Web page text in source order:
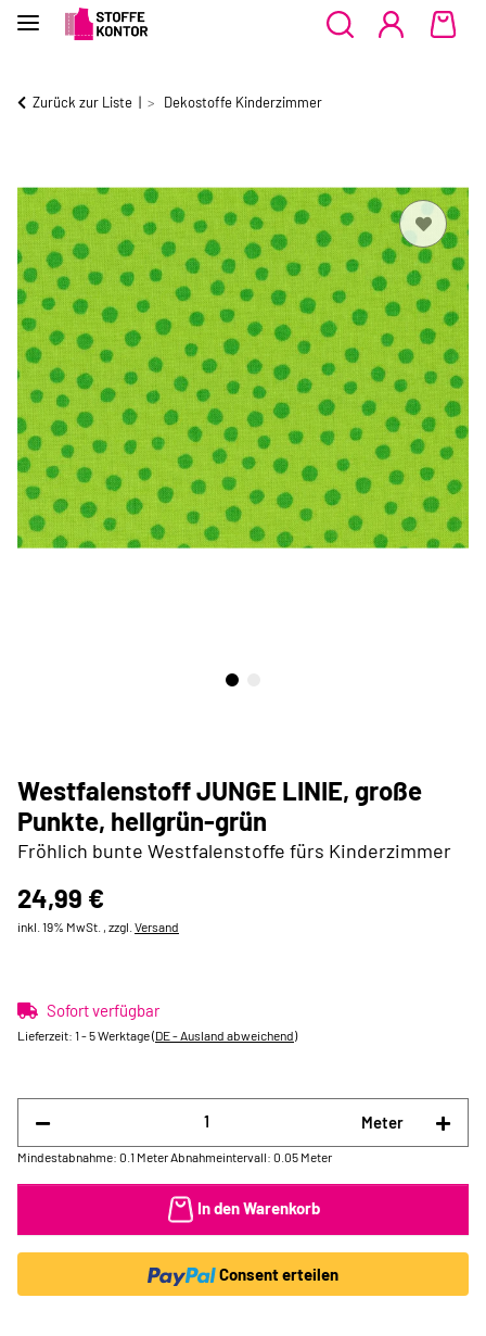
Zurück zur Liste Dekostoffe Kinderzimmer
Westfalenstoff JUNGE LINIE, große
Punkte, hellgrün-grün
Fröhlich bunte Westfalenstoffe fürs Kinderzimmer
24,99 €
inkl. 19% MwSt. , zzgl. Versand
Sofort verfügbar
Lieferzeit: 1 - 5 Werktage(DE - Ausland abweichend)
Meter
Mindestabnahme: 0.1 Meter Abnahmeintervall: 0.05 Meter
In den Warenkorb
Consent erteilen